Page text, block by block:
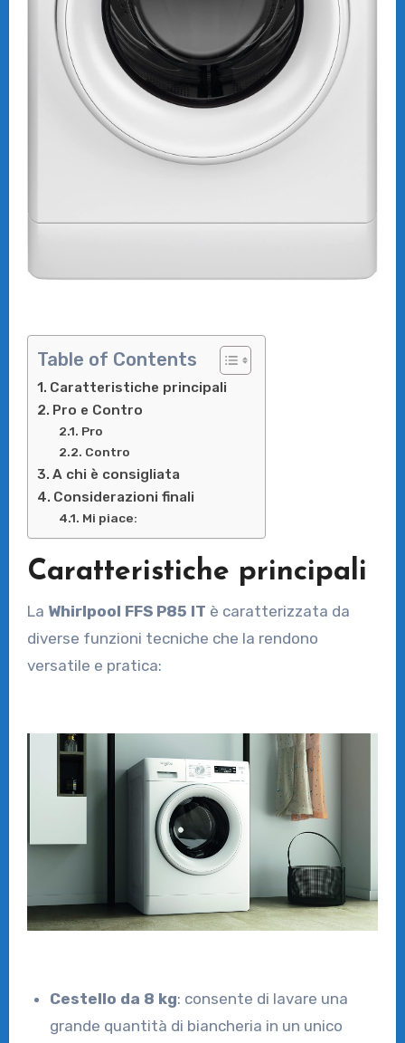
Table of Contents
Caratteristiche principali
Pro e Contro
Pro
Contro
A chi è consigliata
Considerazioni finali
Mi piace:
Caratteristiche principali
La Whirlpool FFS P85 IT è caratterizzata da
diverse funzioni tecniche che la rendono
versatile e pratica:
Cestello da 8 kg: consente di lavare una
grande quantità di biancheria in un unico